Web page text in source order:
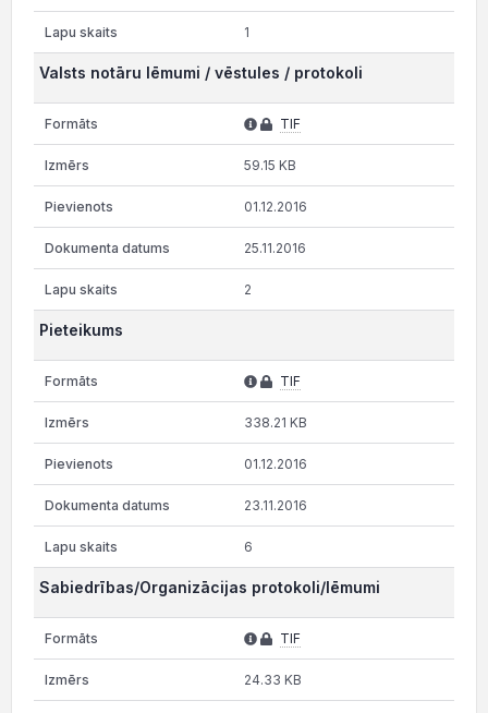
1
Valsts notāru lēmumi / vēstules / protokoli
TIF
59.15 KB
01.12.2016
25.11.2016
2
Pieteikums
TIF
338.21 KB
01.12.2016
23.11.2016
6
Sabiedrības/Organizācijas protokoli/lēmumi
TIF
24.33 KB